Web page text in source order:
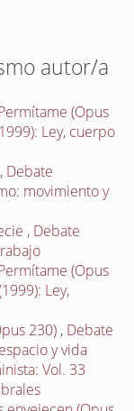
autor/a
(Opus
Ley, cuerpo
, Debate
movimiento y
, Debate
(Opus
Ley,
230) , Debate
y vida
Vol. 33